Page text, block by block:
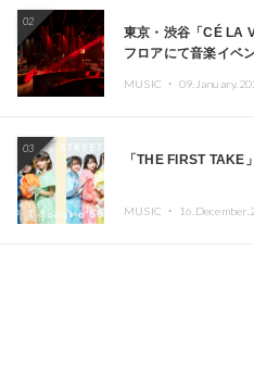
02
東京・渋谷「CÉ LA
フロアにて音楽イベ
Kza（FORCE OF
MUSIC ・
03
「THE FIRST
MUSIC ・